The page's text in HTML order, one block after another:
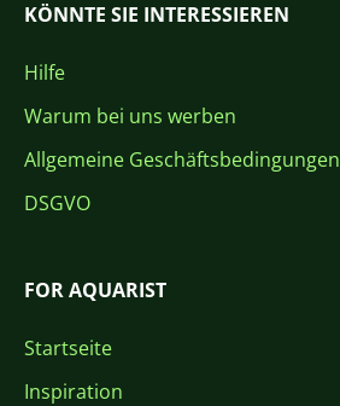
KÖNNTE SIE INTERESSIEREN
Hilfe
Warum bei uns werben
Allgemeine Geschäftsbedingungen
DSGVO
FOR AQUARIST
Startseite
Inspiration